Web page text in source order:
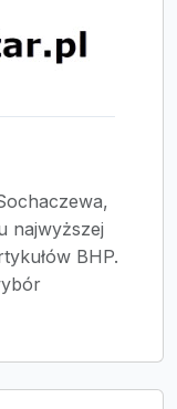
najwyższej
BHP.